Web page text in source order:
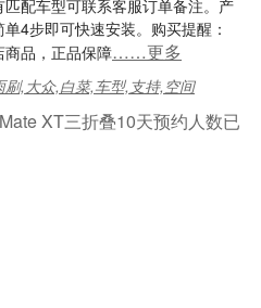
配车型可联系客服订单备注。产
4步即可快速安装。购买提醒：
品，正品保障……更多
刷,大众,白菜,车型,支持,空间